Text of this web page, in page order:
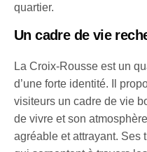
quartier.
Un cadre de vie
La Croix-Rousse est un
d’une forte identité. Il
visiteurs un cadre de vie
de vivre et son
agréable et attrayant. Ses